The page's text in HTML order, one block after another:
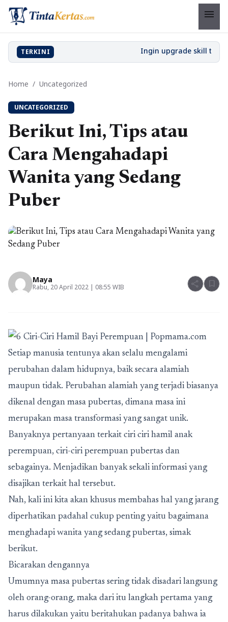
menu
TERKINI
Home / Uncategorized
UNCATEGORIZED
Berikut Ini, Tips atau
Cara Mengahadapi
Wanita yang Sedang
Puber
Maya
Rabu, 20 April 2022 | 08:55 WIB share bookmark
Setiap manusia tentunya akan selalu mengalami
perubahan dalam hidupnya, baik secara alamiah
maupun tidak. Perubahan alamiah yang terjadi biasanya
dikenal dengan masa pubertas, dimana masa ini
merupakan masa transformasi yang sangat unik.
Banyaknya pertanyaan terkait ciri ciri hamil anak
perempuan, ciri-ciri perempuan pubertas dan
sebagainya. Menjadikan banyak sekali informasi yang
disajikan terkait hal tersebut.
Nah, kali ini kita akan khusus membahas hal yang jarang
diperhatikan padahal cukup penting yaitu bagaimana
menghadapi wanita yang sedang pubertas, simak
berikut.
Bicarakan dengannya
Umumnya masa pubertas sering tidak disadari langsung
oleh orang-orang, maka dari itu langkah pertama yang
harus dilakukan yaitu beritahukan padanya bahwa ia